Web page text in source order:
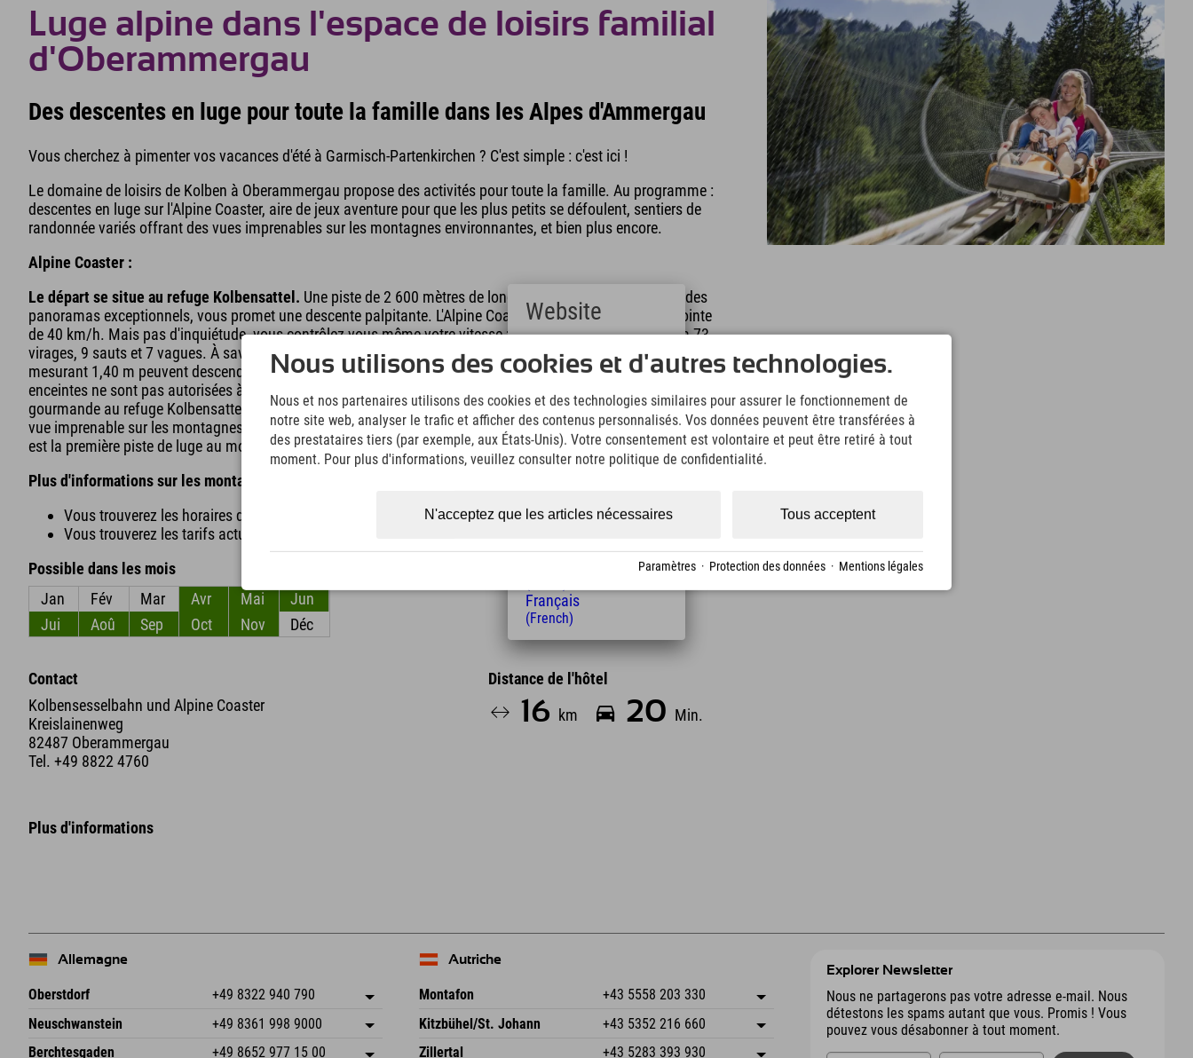
Luge alpine dans l'espace de loisirs familial
d'Oberammergau
Des descentes en luge pour toute la famille dans les Alpes d'Ammergau
Vous cherchez à pimenter vos vacances d'été à Garmisch-Partenkirchen ? C'est simple : c'est ici !
Le domaine de loisirs de Kolben à Oberammergau propose des activités pour toute la famille. Au programme :
descentes en luge sur l'Alpine Coaster, aire de jeux aventure pour que les plus petits se défoulent, sentiers de
randonnée variés offrant des vues imprenables sur les montagnes environnantes, et bien plus encore.
Alpine Coaster :
Le départ se situe au refuge Kolbensattel. Une piste de 2 600 mètres de long, avec des virages serrés et des
panoramas exceptionnels, vous promet une descente palpitante. L'Alpine Coaster atteint une vitesse de pointe
de 40 km/h. Mais pas d'inquiétude, vous contrôlez vous-même votre vitesse ;) Votre descente comprendra 73
virages, 9 sauts et 7 vagues. À savoir : Accessible aux enfants à partir de 3 ans. Les enfants de 8 ans et plus
mesurant 1,40 m peuvent descendre seuls ; sinon, ils doivent être accompagnés d'un adulte. Les femmes
enceintes ne sont pas autorisées à utiliser l'Alpine Coaster. Conseil : Une petite faim ? Faites une pause
gourmande au refuge Kolbensattel et savourez de délicieuses spécialités régionales, tout en profitant d'une
vue imprenable sur les montagnes d'Oberammergau et la vallée de l'Ammer. Le saviez-vous ? L'Alpine Coaster
est la première piste de luge au monde ouverte par tous les temps et équipée de freins magnétiques. ;)
Plus d'informations sur les montagnes russes alpines :
Vous trouverez les horaires d'ouverture en été
Vous trouverez les tarifs actuels
Possible dans les mois
Jan
Fév Mar Avr Mai
Jun
Jui
Aoû Sep Oct Nov Déc
Contact
Kolbensesselbahn und Alpine Coaster
Kreislainenweg
82487 Oberammergau
Tel. +49 8822 4760
Distance de l'hôtel
16 km 20 Min.
Plus d'informations
Allemagne
Oberstdorf +49 8322 940 790
An der Breitach 3
Allemagne
Enregistrer l'adresse
Réservation
Neuschwanstein +49 8361 998 9000
An der Riese 45
Enregistrer l'adresse
Berchtesgaden +49 8652 977 15 00
Autriche
Montafon +43 5558 203 330
Dorfstr. 127b
6793 Gaschurn/Montafon
Autriche
Enregistrer l'adresse
Réservation
Kitzbühel/St. Johann +43 5352 216 660
Speckbacherstraße 87
Enregistrer l'adresse
Zillertal +43 5283 393 930
Explorer Newsletter
Nous ne partagerons pas votre adresse e-mail. Nous
détestons les spams autant que vous. Promis ! Vous
pouvez vous désabonner à tout moment.
Nous utilisons des cookies et d'autres technologies.
Nous et nos partenaires utilisons des cookies et des technologies similaires pour assurer le fonctionnement de
notre site web, analyser le trafic et afficher des contenus personnalisés. Vos données peuvent être transférées à
des prestataires tiers (par exemple, aux États-Unis). Votre consentement est volontaire et peut être retiré à tout
moment. Pour plus d'informations, veuillez consulter notre politique de confidentialité.
Tous acceptent
N'acceptez que les articles nécessaires
Paramètres · Protection des données · Mentions légales
Website
Deutsch
(German)
(English)
Italiano
(Italian)
Čeština
(Polish)
(Hungarian)
Français
(French)